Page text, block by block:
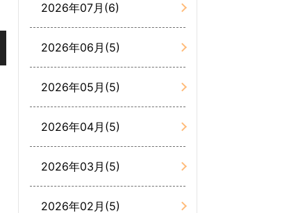
2026年07月(6)
2026年06月(5)
2026年05月(5)
2026年04月(5)
2026年03月(5)
2026年02月(5)